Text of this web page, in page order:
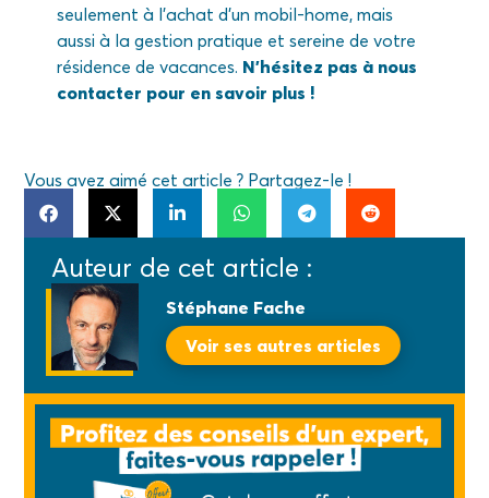
seulement à l’achat d’un mobil-home, mais
aussi à la gestion pratique et sereine de votre
résidence de vacances. N’hésitez pas à nous
contacter pour en savoir plus !
Vous avez aimé cet article ? Partagez-le !
Auteur de cet article :
Stéphane Fache
Voir ses autres articles